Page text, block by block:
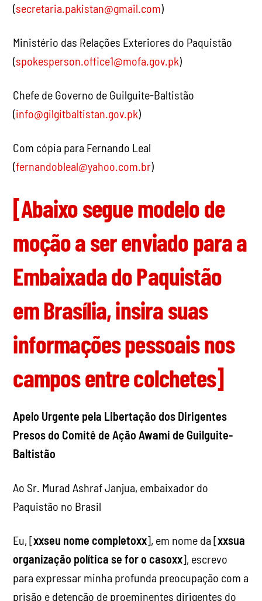
(secretaria.pakistan@gmail.com)
Ministério das Relações Exteriores do Paquistão
(spokesperson.office1@mofa.gov.pk)
Chefe de Governo de Guilguite-Baltistão
(info@gilgitbaltistan.gov.pk)
Com cópia para Fernando Leal
(fernandobleal@yahoo.com.br)
[Abaixo segue modelo de
moção a ser enviado para a
Embaixada do Paquistão
em Brasília, insira suas
informações pessoais nos
campos entre colchetes]
Apelo Urgente pela Libertação dos Dirigentes
Presos do Comitê de Ação Awami de Guilguite-
Baltistão
Ao Sr. Murad Ashraf Janjua, embaixador do
Paquistão no Brasil
Eu, [xxseu nome completoxx], em nome da [xxsua
organização política se for o casoxx], escrevo
para expressar minha profunda preocupação com a
prisão e detenção de proeminentes dirigentes do